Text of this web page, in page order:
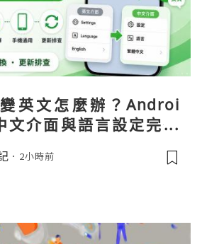
英文怎麼辦？Androi
介面與語言設定完整
2小時前